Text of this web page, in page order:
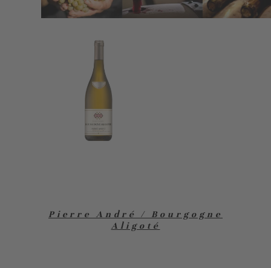
Pierre André / Bourgogne
Aligoté